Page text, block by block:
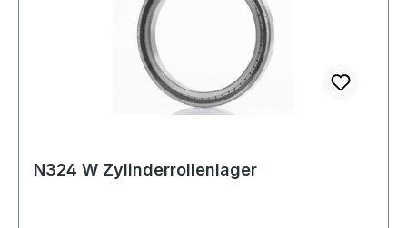
N324 W Zylinderrollenlager